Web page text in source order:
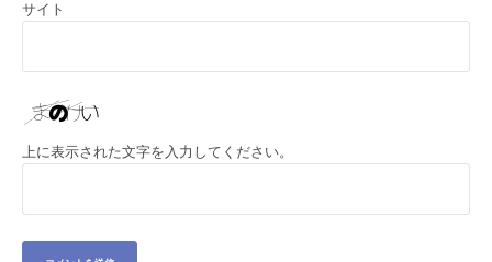
サイト
上に表示された文字を入力してください。